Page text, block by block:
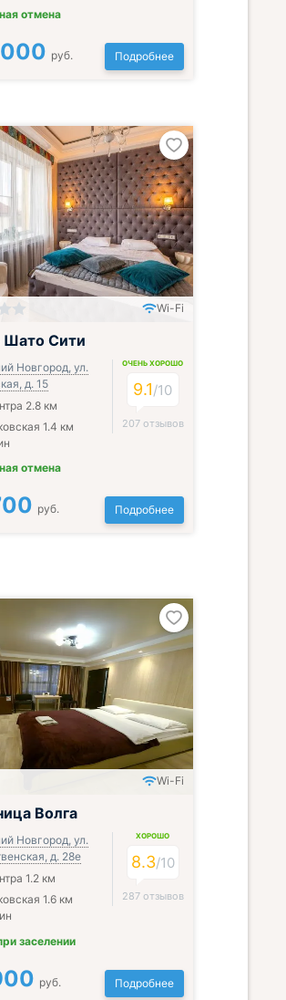
отмена
руб. Подробнее
Wi-Fi
Шато Сити
Новгород, ул.
д. 15
2.8 км
1.4 км
отмена
ОЧЕНЬ ХОРОШО
9.1/10
207 отзывов
руб. Подробнее
Wi-Fi
Волга
Новгород, ул.
д. 28е
1.2 км
1.6 км
заселении
ХОРОШО
8.3/10
287 отзывов
руб. Подробнее